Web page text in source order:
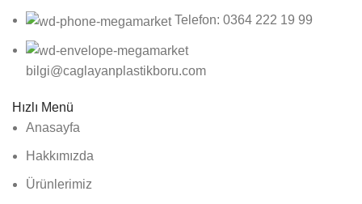
Telefon: 0364 222 19 99
bilgi@caglayanplastikboru.com
Hızlı Menü
Anasayfa
Hakkımızda
Ürünlerimiz